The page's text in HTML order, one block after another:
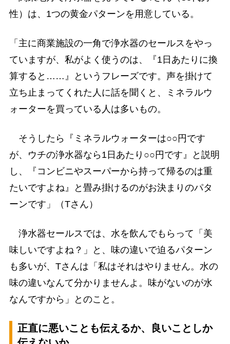
性）は、1つの黄金パターンを用意している。
「主に商業施設の一角で浄水器のセールスをやっ
ていますが、私がよく使うのは、『1日あたりに換
算すると……』というフレーズです。声を掛けて
立ち止まってくれた人に話を聞くと、ミネラルウ
ォーターを買っている人は多いもの。
そうしたら『ミネラルウォーターは○○円です
が、ウチの浄水器なら1日あたり○○円です』と説明
し、『コンビニやスーパーから持って帰るのは重
たいですよね』と畳み掛けるのがお決まりのパタ
ーンです」（Tさん）
浄水器セールスでは、水を飲んでもらって「美
味しいですよね？」と、味の違いで迫るパターン
も多いが、Tさんは「私はそれはやりません。水の
味の違いなんて分かりませんよ。味がないのが水
なんですから」とのこと。
正直に悪いことも伝えるか、良いことしか